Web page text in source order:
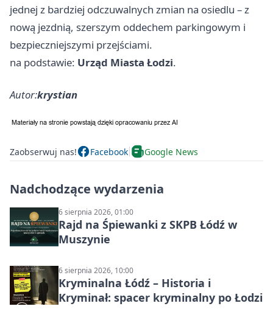
jednej z bardziej odczuwalnych zmian na osiedlu – z
nową jezdnią, szerszym oddechem parkingowym i
bezpieczniejszymi przejściami.
na podstawie: Urząd Miasta Łodzi.
Autor:krystian
Zaobserwuj nas! Facebook Google News
Nadchodzące wydarzenia
6 sierpnia 2026, 01:00
Rajd na Śpiewanki z SKPB Łódź w
Muszynie
6 sierpnia 2026, 10:00
Kryminalna Łódź – Historia i
Kryminał: spacer kryminalny po Łodzi